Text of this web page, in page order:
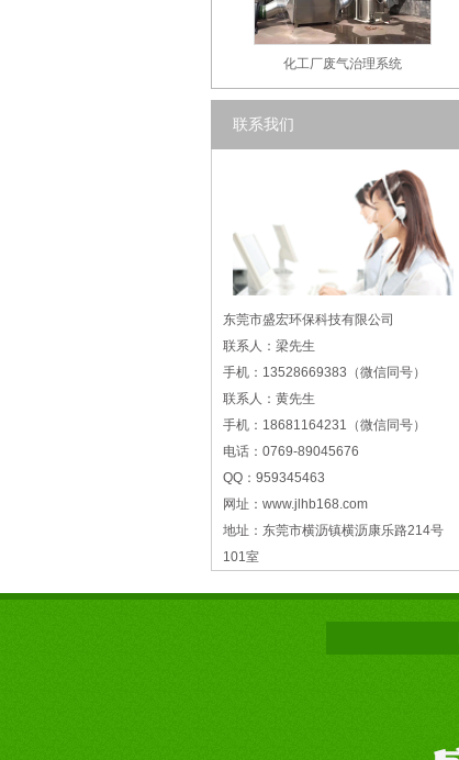
化工厂废气治理系统
联系我们
东莞市盛宏环保科技有限公司
联系人：梁先生
手机：13528669383（微信同号）
联系人：黄先生
手机：18681164231（微信同号）
电话：0769-89045676
QQ：959345463
网址：www.jlhb168.com
地址：东莞市横沥镇横沥康乐路214号
101室